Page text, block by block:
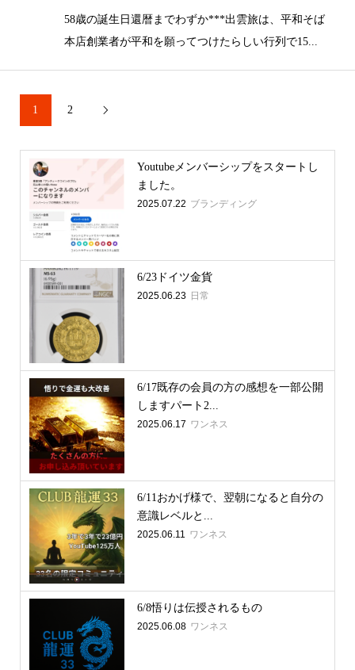
58歳の誕生日還暦までわずか⁡***出雲旅は、平和そば
本店創業者が平和を願ってつけたらしい行列で15...
1 2 
Youtubeメンバーシップをスタートし
ました。
2025.07.22 ブランディング
6/23ドイツ金貨
2025.06.23 日常
6/17既存の会員の方の感想を一部公開
しますパート2...
2025.06.17 ワンネス
6/11おかげ様で、翌朝になると自分の
意識レベルと...
2025.06.11 ワンネス
6/8悟りは伝授されるもの
2025.06.08 ワンネス